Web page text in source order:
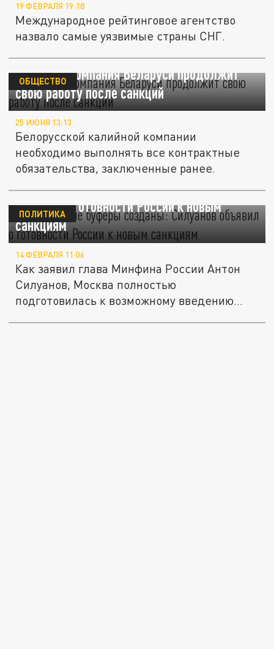
19 ФЕВРАЛЯ 19:18
Международное рейтинговое агентство
назвало самые уязвимые страны СНГ.
Калийная компания Беларуси продолжит
свою работу после санкций
ОБЩЕСТВО
25 ИЮНЯ 13:13
Белорусской калийной компании
необходимо выполнять все контрактные
обязательства, заключенные ранее.
Необходимые буферы созданы: Силуанов
объявил о готовности России к новым
санкциям
ПОЛИТИКА
14 ФЕВРАЛЯ 11:06
Как заявил глава Минфина России Антон
Силуанов, Москва полностью
подготовилась к возможному введению